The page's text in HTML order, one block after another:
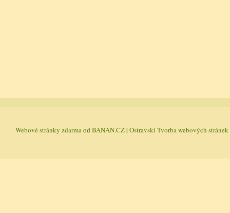
Webové stránky zdarmaod BANAN.CZ| Ostravski Tvorba webových stránek